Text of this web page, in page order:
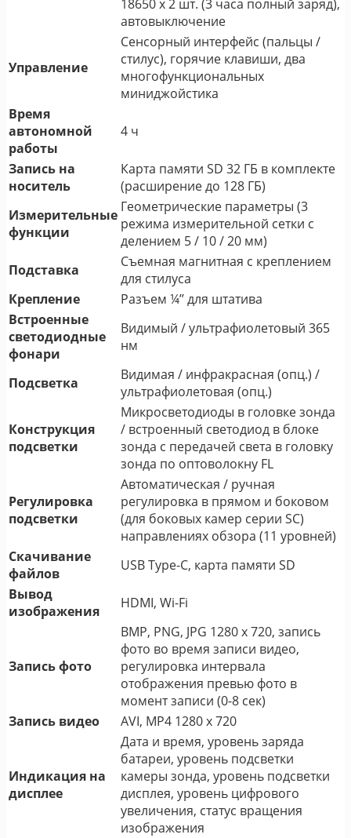
18650 x 2 шт. (3 часа полный заряд),
автовыключение
Управление
Сенсорный интерфейс (пальцы /
стилус), горячие клавиши, два
многофункциональных
миниджойстика
Время
автономной
работы
4 ч
Запись на
носитель
Карта памяти SD 32 ГБ в комплекте
(расширение до 128 ГБ)
Измерительные
функции
Геометрические параметры (3
режима измерительной сетки с
делением 5 / 10 / 20 мм)
Подставка
Съемная магнитная с креплением
для стилуса
Крепление
Разъем ¼’’ для штатива
Встроенные
светодиодные
фонари
Видимый / ультрафиолетовый 365
нм
Подсветка
Видимая / инфракрасная (опц.) /
ультрафиолетовая (опц.)
Конструкция
подсветки
Микросветодиоды в головке зонда
/ встроенный светодиод в блоке
зонда с передачей света в головку
зонда по оптоволокну FL
Регулировка
подсветки
Автоматическая / ручная
регулировка в прямом и боковом
(для боковых камер серии SC)
направлениях обзора (11 уровней)
Скачивание
файлов
USB Type-C, карта памяти SD
Вывод
изображения
HDMI, Wi-Fi
Запись фото
BMP, PNG, JPG 1280 x 720, запись
фото во время записи видео,
регулировка интервала
отображения превью фото в
момент записи (0-8 сек)
Запись видео
AVI, MP4 1280 x 720
Индикация на
дисплее
Дата и время, уровень заряда
батареи, уровень подсветки
камеры зонда, уровень подсветки
дисплея, уровень цифрового
увеличения, статус вращения
изображения